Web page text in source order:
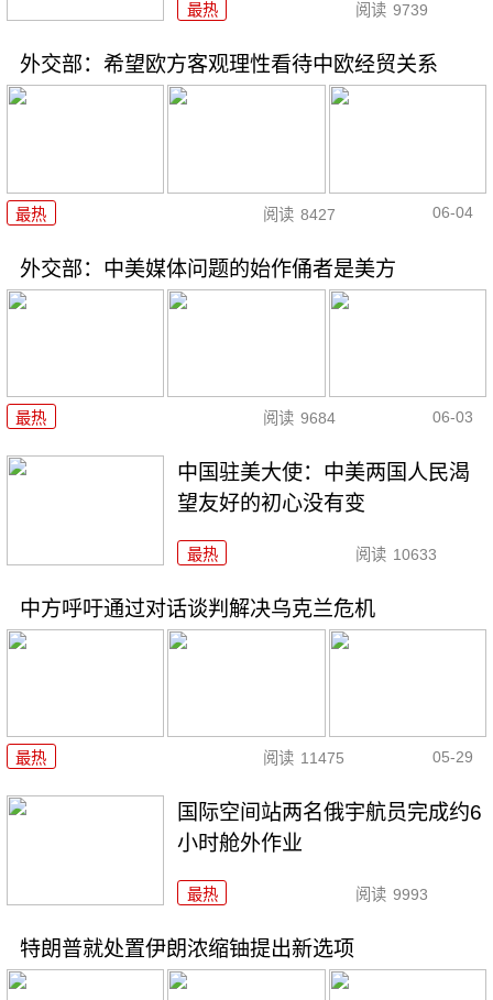
最热 阅读 9739
外交部：希望欧方客观理性看待中欧经贸关系
最热 阅读 8427 06-04
外交部：中美媒体问题的始作俑者是美方
最热 阅读 9684 06-03
中国驻美大使：中美两国人民渴
望友好的初心没有变
最热 阅读 10633
中方呼吁通过对话谈判解决乌克兰危机
最热 阅读 11475 05-29
国际空间站两名俄宇航员完成约6
小时舱外作业
最热 阅读 9993
特朗普就处置伊朗浓缩铀提出新选项